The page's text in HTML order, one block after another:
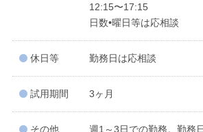
12:15〜17:15
日数•曜日等は応相談
休日等 勤務日は応相談
試用期間 3ヶ月
その他
週1～3日での勤務。勤務